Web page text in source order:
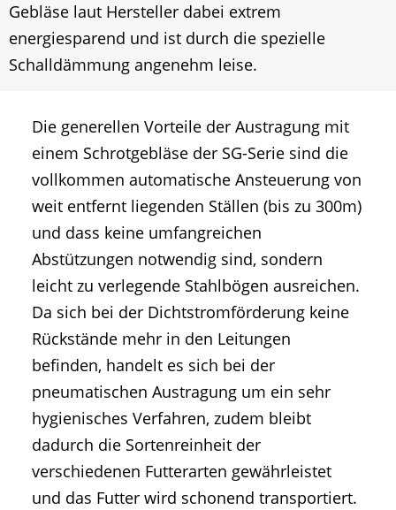
Gebläse laut Hersteller dabei extrem
energiesparend und ist durch die spezielle
Schalldämmung angenehm leise.
Die generellen Vorteile der Austragung mit
einem Schrotgebläse der SG-Serie sind die
vollkommen automatische Ansteuerung von
weit entfernt liegenden Ställen (bis zu 300m)
und dass keine umfangreichen
Abstützungen notwendig sind, sondern
leicht zu verlegende Stahlbögen ausreichen.
Da sich bei der Dichtstromförderung keine
Rückstände mehr in den Leitungen
befinden, handelt es sich bei der
pneumatischen Austragung um ein sehr
hygienisches Verfahren, zudem bleibt
dadurch die Sortenreinheit der
verschiedenen Futterarten gewährleistet
und das Futter wird schonend transportiert.